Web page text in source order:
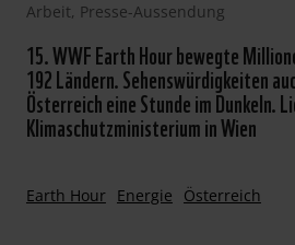
Arbeit, Presse-Aussendung
15. WWF Earth Hour bewegte
192 Ländern. Sehenswürdigkeiten
Österreich eine Stunde im Dunkeln.
Klimaschutzministerium in Wien
Earth Hour Energie Österreich